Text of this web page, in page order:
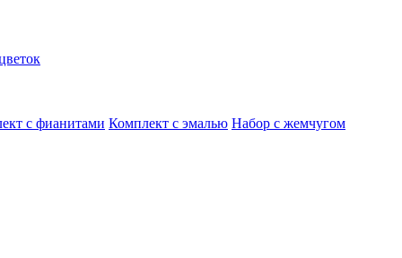
с фианитами Комплект с эмалью Набор с жемчугом